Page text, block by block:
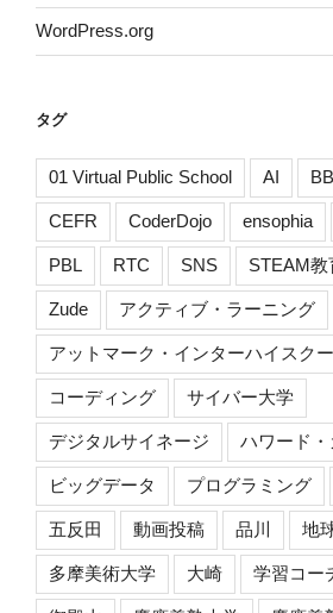
WordPress.org
タグ
01 Virtual Public School AI
CEFR CoderDojo ensophia
PBL RTC SNS STEAM教
Zude アクティブ・ラーニング
アットマーク・インターハイスク
コーディング サイバー大学
デジタルサイネージ ハワード
ビッグデータ プログラミング
五反田 動画投稿 品川 地
多摩美術大学 大崎 学習コー